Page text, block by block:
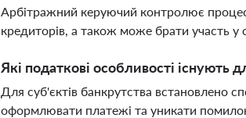
Арбітражний керуючий контролює процес
кредиторів, а також може брати участь у
Які податкові особливості існують
Для суб'єктів банкрутства встановлено
оформлювати платежі та уникати помилок